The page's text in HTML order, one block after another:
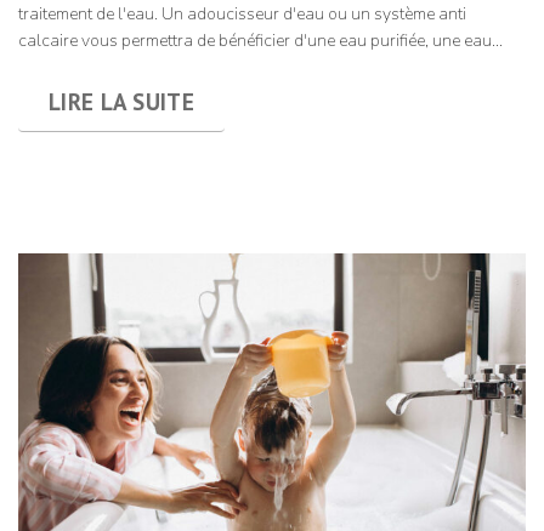
traitement de l'eau. Un adoucisseur d'eau ou un système anti
calcaire vous permettra de bénéficier d'une eau purifiée, une eau...
LIRE LA SUITE